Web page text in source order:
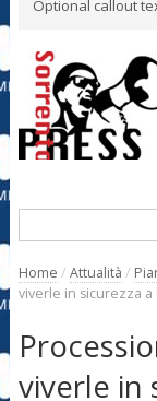
Optional callout
Home / Attualità /
viverle in sicurezza
viverle in